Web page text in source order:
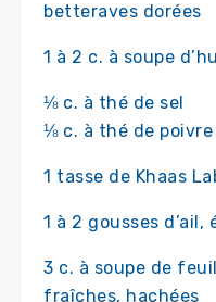
betteraves dorées
1 à 2 c. à soupe
⅛ c. à thé de sel
⅛ c. à thé de poivre
1 tasse de Khaas
1 à 2 gousses d’ail,
3 c. à soupe de
fraîches, hachées